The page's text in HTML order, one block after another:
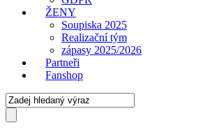
ŽENY
Soupiska 2025
Realizační tým
zápasy 2025/2026
Partneři
Fanshop